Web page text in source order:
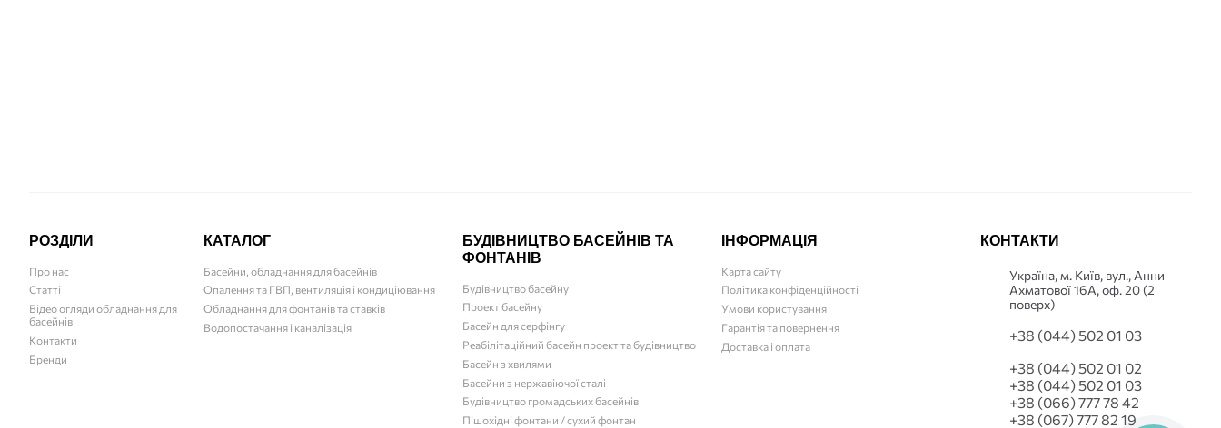
РОЗДІЛИ
Про нас
Статті
Відео огляди обладнання для
басейнів
Контакти
Бренди
КАТАЛОГ
Басейни, обладнання для басейнів
Опалення та ГВП, вентиляція і кондиціювання
Обладнання для фонтанів та ставків
Водопостачання і каналізація
БУДІВНИЦТВО БАСЕЙНІВ ТА
ФОНТАНІВ
Будівництво басейну
Проект басейну
Басейн для серфінгу
Реабілітаційний басейн проект та будівництво
Басейн з хвилями
Басейни з нержавіючої сталі
Будівництво громадських басейнів
Пішохідні фонтани / сухий фонтан
ІНФОРМАЦІЯ
Карта сайту
Політика конфіденційності
Умови користування
Гарантія та повернення
Доставка і оплата
КОНТАКТИ
Українa, м. Київ, вул., Анни
Ахматової 16А, оф. 20 (2
поверх)
+38 (044) 502 01 03
+38 (044) 502 01 02
+38 (044) 502 01 03
+38 (066) 777 78 42
+38 (067) 777 82 19